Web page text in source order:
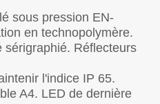
sous pression EN-
en technopolymère.
sérigraphié. Réflecteurs
l'indice IP 65.
A4. LED de dernière